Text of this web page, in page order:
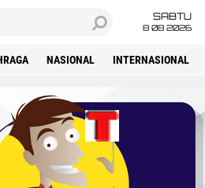
SABTU
8 08 2026
NASIONAL INTERNASIONAL